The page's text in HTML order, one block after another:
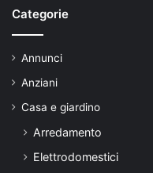
Categorie
Annunci
Anziani
Casa e giardino
Arredamento
Elettrodomestici